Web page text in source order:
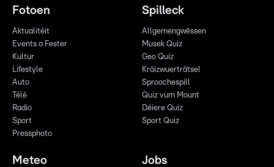
Fotoen
Aktualitéit
Events a Fester
Kultur
Lifestyle
Auto
Télé
Radio
Sport
Pressphoto
Spilleck
Allgemengwëssen
Musek Quiz
Geo Quiz
Kräizwuerträtsel
Sproochespill
Quiz vum Mount
Déiere Quiz
Sport Quiz
Meteo Jobs